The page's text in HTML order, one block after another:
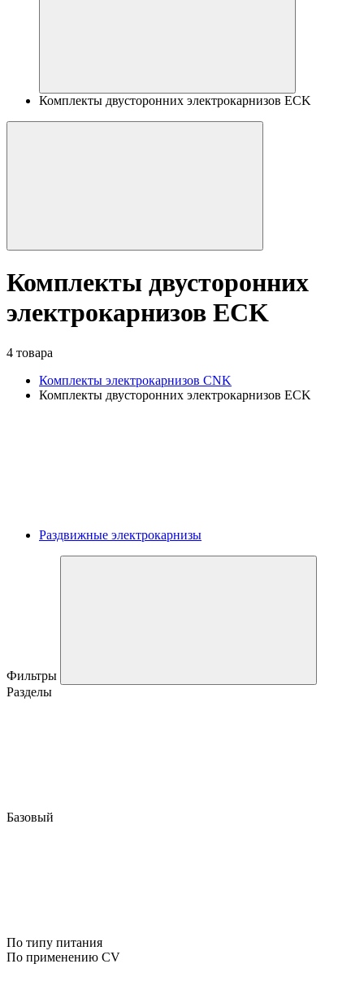
Комплекты двусторонних электрокарнизов ECK
Комплекты двусторонних
электрокарнизов ECK
4 товара
Комплекты электрокарнизов CNK
Комплекты двусторонних электрокарнизов ECK
Раздвижные электрокарнизы
Фильтры
Разделы
Базовый
По типу питания
По применению CV